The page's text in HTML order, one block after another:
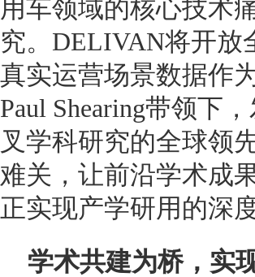
用车领域的核心技术
究。DELIVAN将开放
真实运营场景数据作
Paul Shearing带领下
叉学科研究的全球领
难关，让前沿学术成
正实现产学研用的深
学术共建为桥，实